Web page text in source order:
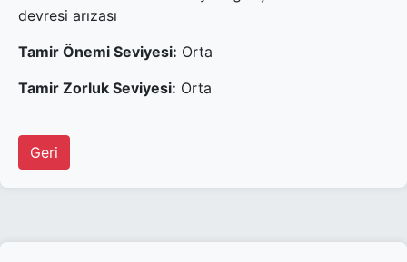
devresi arızası
Tamir Önemi Seviyesi: Orta
Tamir Zorluk Seviyesi: Orta
Geri